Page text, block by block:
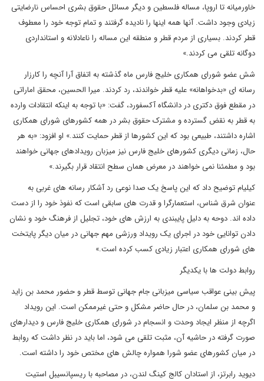
خاورمیانه تا اروپا، مساله فلسطین و دیگر مسائل حقوق بشری احساس نارضایتی
زیادی وجود داشت. آنها همه اینها را نادیده گرفتند و تمام توجه خود را معطوف
قطر کردند. بسیاری از مردم قطر و منطقه این مساله را ناعادلانه و استانداردی
دوگانه تلقی می کردند.»
شش عضو شورای همکاری خلیج فارس ماه گذشته به اتفاق آرا آنچه را کارزار
رسانه ای «بدخواهانه» علیه قطر خواندند، رد کردند. میرا الحسین، محقق اماراتی
در مقطع فوق دکتری در دانشگاه آکسفورد، گفت: «با توجه به اینکه انتقادات وارده
به قطر به نقض گسترده و مشترک حقوق بشر در همه کشورهای شورای همکاری
اشاره داشتند، طبیعی بود که این کشورها از قطر حمایت کنند.» او افزود: «به هر
حال، زمانی دیگری کشورهای خلیج فارس نیز میزبان رویدادهای جهانی خواهند
بود و مطمئنا نمی خواهند در معرض همان سطح انتقاد قرار بگیرند.»
کیلیام توضیح داد که این پاسخ یک صدا نوعی رد آشکار رسانه های غربی به
عنوان شرق شناس، استعمارگرا و قدرت های سابقی است که نفوذ خود را از دست
داده اند. دوحه به دلیل پایبندی به ارزش های خود، تجلیل از فرهنگ خود و نشان
دادن توانایی خود در اجرای یک رویداد ورزشی مهم جهانی در میان دیگر پایتخت
های شورای همکاری اعتبار زیادی کسب کرده است.»
روابط دولت ها با یکدیگر
پیش بینی عواقب سیاسی میزبانی جام جهانی توسط قطر و حضور محمد بن زاید
و محمد بن سلمان، در حال حاضر مشکل و حتی غیرممکن است. این رویداد
اگرچه از منظر ایجاد وحدت و انسجام در شورای همکاری خلیج فارس و دیدارهای
صورت گرفته در حاشیه آن، مثبت تلقی می شود، اما باید در نظر داشت که روابط
در میان کشورهای عضو شورا همواره چالش های مختص خود را داشته است.
دیوید رابرتز، از استادان کالج کینگ لندن، در مصاحبه با ریسپانسیبل استیت